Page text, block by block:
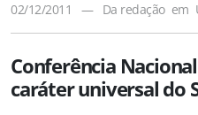
02/12/2011 — Da redação em
Conferência
caráter universal do